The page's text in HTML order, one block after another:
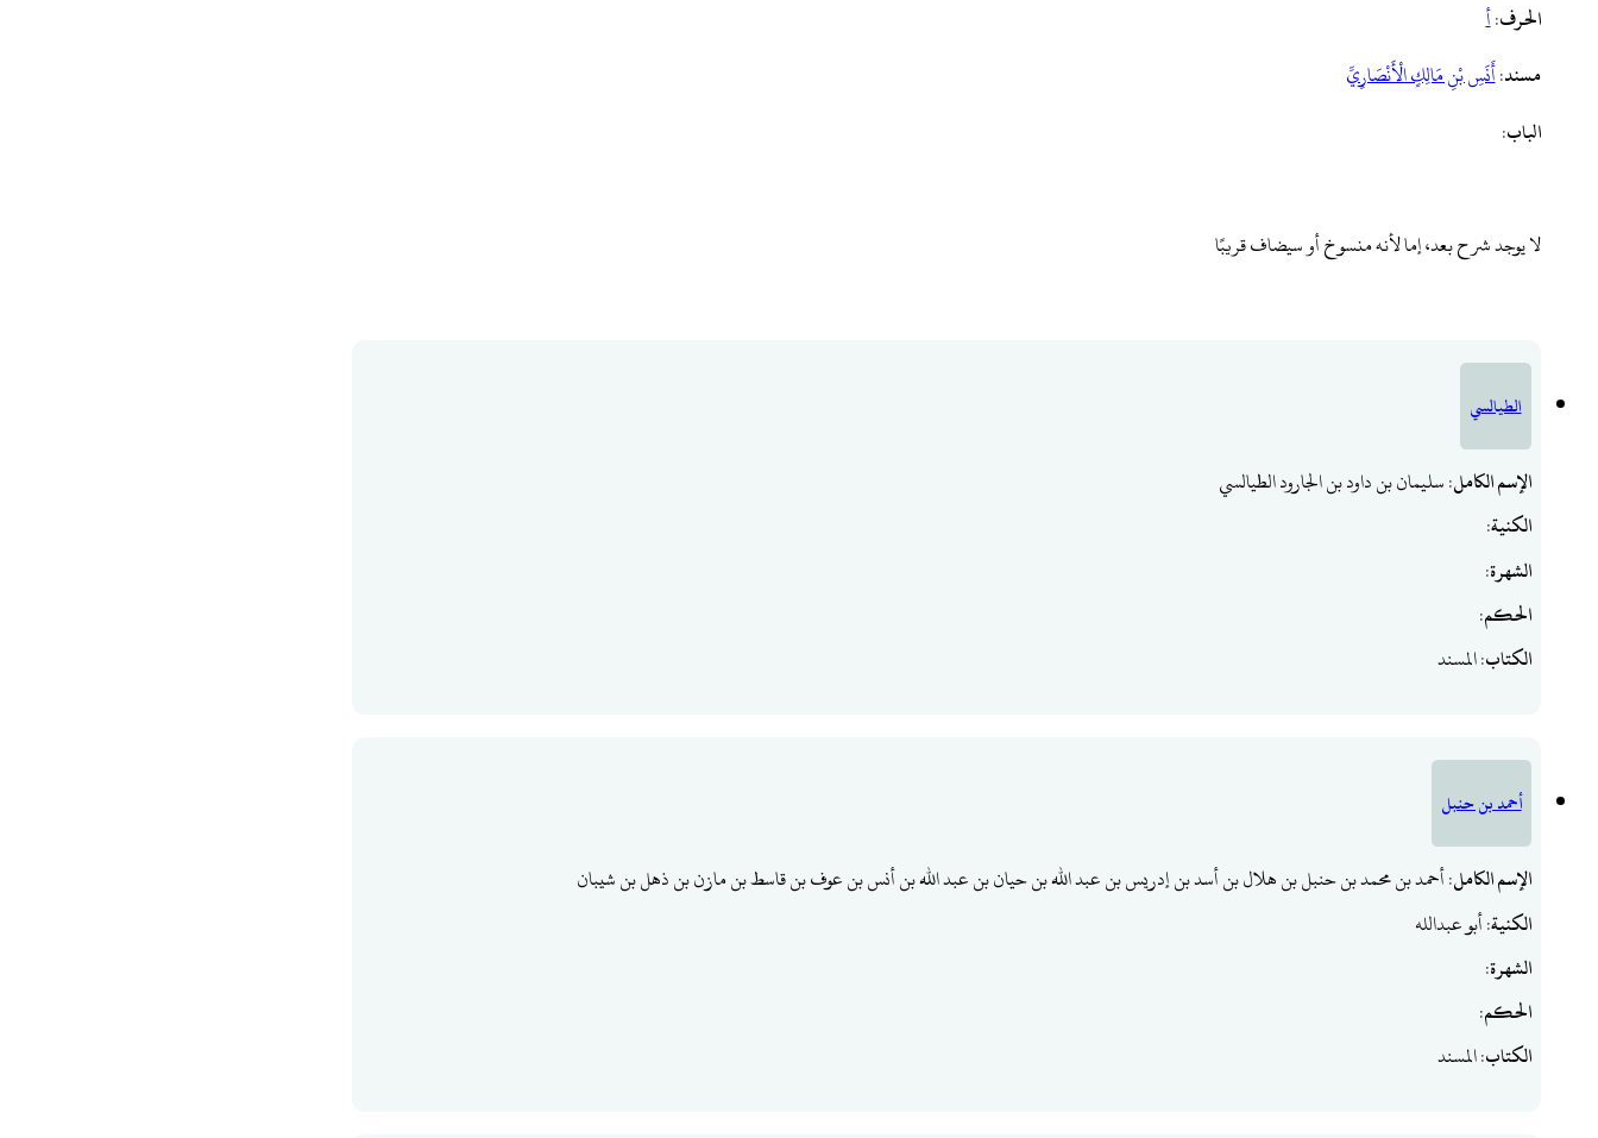
الحرف:أ
مسند:أَنَسِ ‌بْنِ ‌مَالِكٍ ‌الْأَنْصَارِيِّ
الباب:
لا يوجد شرح بعد، إما لأنه منسوخ أو سيضاف قريبًا
الطيالسي
الإسم الكامل: سليمان بن داود بن الجارود الطيالسي
الكنية:
الشهرة:
الحكم:
الكتاب: المسند
أحمد بن حنبل
الإسم الكامل: أحمد بن محمد بن حنبل بن هلال بن أسد بن إدريس بن عبد الله بن حيان بن عبد الله بن أنس بن عوف بن قاسط بن مازن بن ذهل بن شيبان
الكنية: أبو عبدالله
الشهرة:
الحكم:
الكتاب: المسند